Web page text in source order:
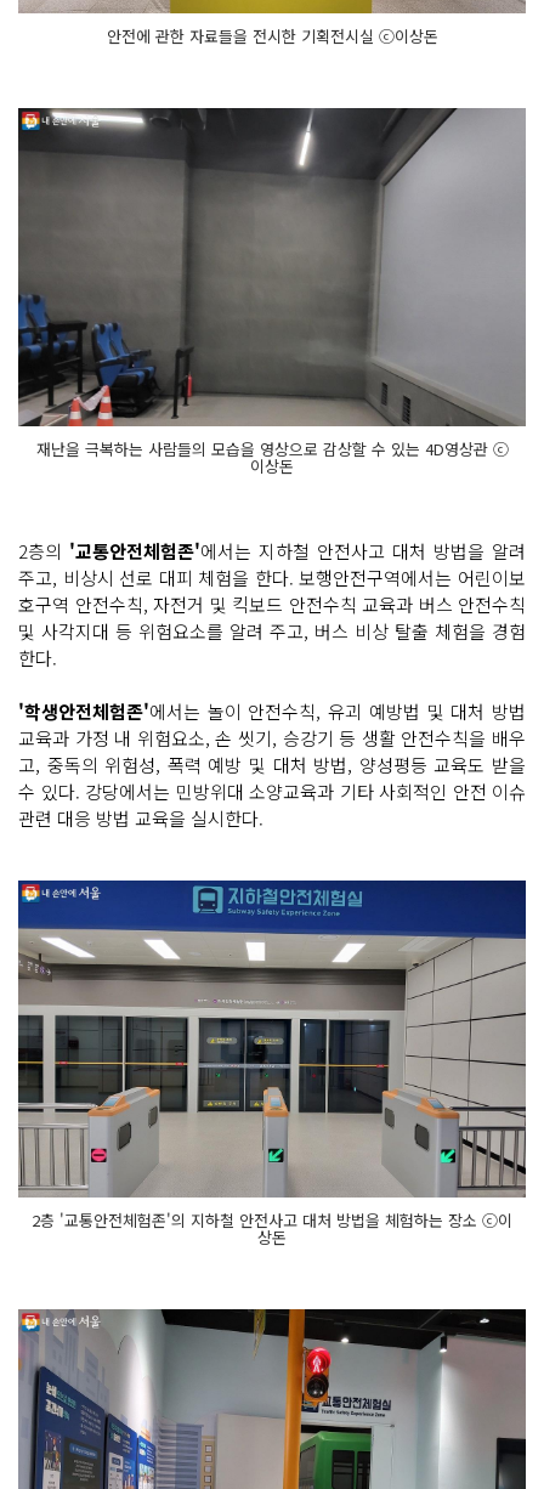
안전에 관한 자료들을 전시한 기획전시실 ⓒ이상돈
재난을 극복하는 사람들의 모습을 영상으로 감상할 수 있는 4D영상관 ⓒ
이상돈
2층의 '교통안전체험존'에서는 지하철 안전사고 대처 방법을 알려
주고, 비상시 선로 대피 체험을 한다. 보행안전구역에서는 어린이보
호구역 안전수칙, 자전거 및 킥보드 안전수칙 교육과 버스 안전수칙
및 사각지대 등 위험요소를 알려 주고, 버스 비상 탈출 체험을 경험
한다.
'학생안전체험존'에서는 놀이 안전수칙, 유괴 예방법 및 대처 방법
교육과 가정 내 위험요소, 손 씻기, 승강기 등 생활 안전수칙을 배우
고, 중독의 위험성, 폭력 예방 및 대처 방법, 양성평등 교육도 받을
수 있다. 강당에서는 민방위대 소양교육과 기타 사회적인 안전 이슈
관련 대응 방법 교육을 실시한다.
2층 '교통안전체험존'의 지하철 안전사고 대처 방법을 체험하는 장소 ⓒ이
상돈